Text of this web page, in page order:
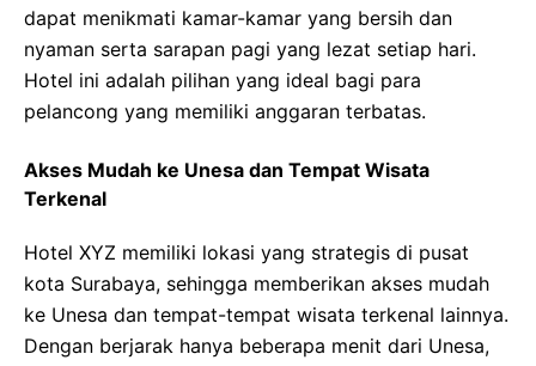
dapat menikmati kamar-kamar yang bersih dan
nyaman serta sarapan pagi yang lezat setiap hari.
Hotel ini adalah pilihan yang ideal bagi para
pelancong yang memiliki anggaran terbatas.
Akses Mudah ke Unesa dan Tempat Wisata
Terkenal
Hotel XYZ memiliki lokasi yang strategis di pusat
kota Surabaya, sehingga memberikan akses mudah
ke Unesa dan tempat-tempat wisata terkenal lainnya.
Dengan berjarak hanya beberapa menit dari Unesa,